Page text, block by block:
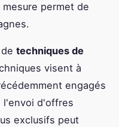
permet de
techniques de
visent à
engagés
l'envoi d'offres
exclusifs peut